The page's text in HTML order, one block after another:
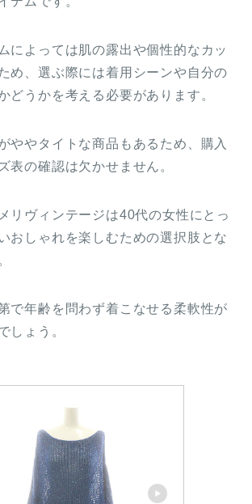
によっては肌の露出や個性的なカッ
め、選ぶ際には着用シーンや自分の
どうかを考える必要があります。
ややタイトな商品もあるため、購入
表の確認は欠かせません。
リヴィンテージは40代の女性にとっ
おしゃれを楽しむための選択肢とな
で年齢を問わず着こなせる柔軟性が
しょう。